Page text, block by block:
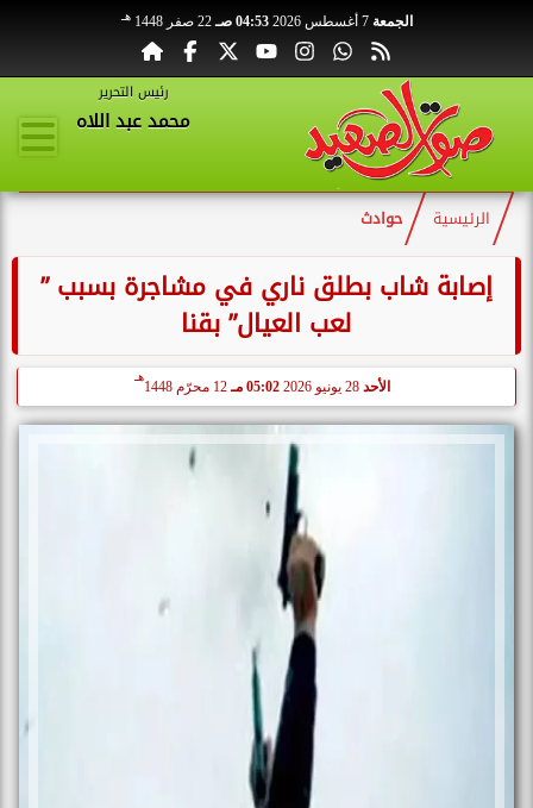
الجمعة 7 أغسطس 2026 04:53 صـ 22 صفر 1448 هـ
رئيس التحرير
محمد عبد اللاه
الرئيسية حوادث
إصابة شاب بطلق ناري في مشاجرة بسبب ”
لعب العيال” بقنا
الأحد 28 يونيو 2026 05:02 مـ 12 محرّم 1448
هـ